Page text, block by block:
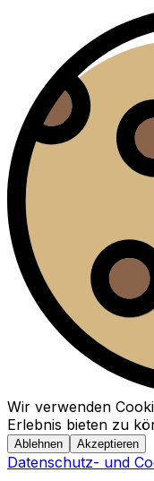
Wir verwenden
Erlebnis bieten zu
Ablehnen Akzeptieren
Datenschutz- und